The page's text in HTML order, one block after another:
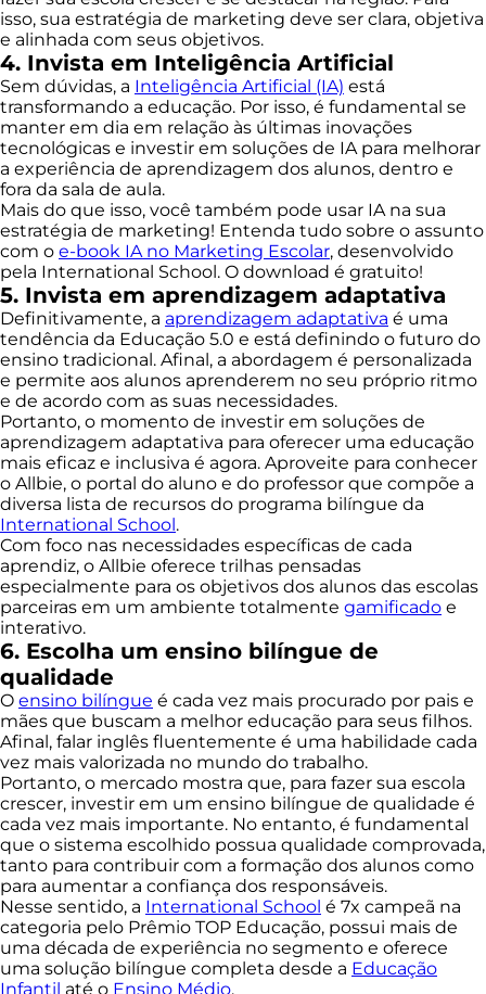
isso, sua estratégia de marketing deve ser clara, objetiva
e alinhada com seus objetivos.
4. Invista em Inteligência Artificial
Sem dúvidas, a Inteligência Artificial (IA) está
transformando a educação. Por isso, é fundamental se
manter em dia em relação às últimas inovações
tecnológicas e investir em soluções de IA para melhorar
a experiência de aprendizagem dos alunos, dentro e
fora da sala de aula.
Mais do que isso, você também pode usar IA na sua
estratégia de marketing! Entenda tudo sobre o assunto
com o e-book IA no Marketing Escolar, desenvolvido
pela International School. O download é gratuito!
5. Invista em aprendizagem adaptativa
Definitivamente, a aprendizagem adaptativa é uma
tendência da Educação 5.0 e está definindo o futuro do
ensino tradicional. Afinal, a abordagem é personalizada
e permite aos alunos aprenderem no seu próprio ritmo
e de acordo com as suas necessidades.
Portanto, o momento de investir em soluções de
aprendizagem adaptativa para oferecer uma educação
mais eficaz e inclusiva é agora. Aproveite para conhecer
o Allbie, o portal do aluno e do professor que compõe a
diversa lista de recursos do programa bilíngue da
International School.
Com foco nas necessidades específicas de cada
aprendiz, o Allbie oferece trilhas pensadas
especialmente para os objetivos dos alunos das escolas
parceiras em um ambiente totalmente gamificado e
interativo.
6. Escolha um ensino bilíngue de
qualidade
O ensino bilíngue é cada vez mais procurado por pais e
mães que buscam a melhor educação para seus filhos.
Afinal, falar inglês fluentemente é uma habilidade cada
vez mais valorizada no mundo do trabalho.
Portanto, o mercado mostra que, para fazer sua escola
crescer, investir em um ensino bilíngue de qualidade é
cada vez mais importante. No entanto, é fundamental
que o sistema escolhido possua qualidade comprovada,
tanto para contribuir com a formação dos alunos como
para aumentar a confiança dos responsáveis.
Nesse sentido, a International School é 7x campeã na
categoria pelo Prêmio TOP Educação, possui mais de
uma década de experiência no segmento e oferece
uma solução bilíngue completa desde a Educação
Infantil até o Ensino Médio.